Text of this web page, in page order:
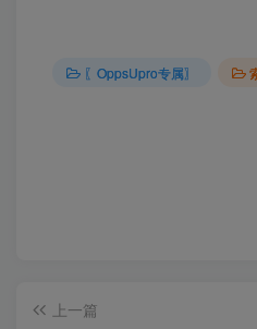
〖OppsUpro专属〗
上一篇